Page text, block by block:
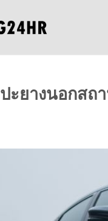
ปะยางนอกสถ